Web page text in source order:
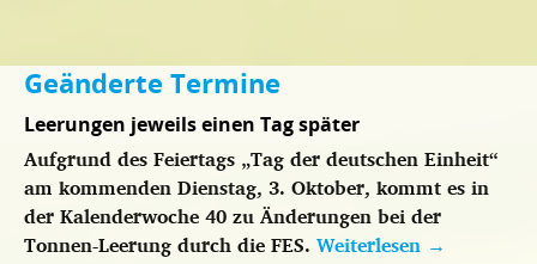
Geänderte Termine
Leerungen jeweils einen Tag später
Aufgrund des Feiertags „Tag der deutschen Einheit“
am kommenden Dienstag, 3. Oktober, kommt es in
der Kalenderwoche 40 zu Änderungen bei der
Tonnen-Leerung durch die FES. Weiterlesen →